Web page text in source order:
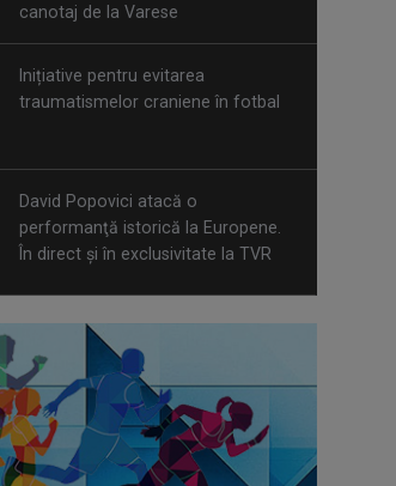
traumatismelor craniene în fotbal
David Popovici atacă o
Spectacol total la TVR: David
Popovici și tricolorii luptă pentru
CONCACAF respinge planul FIFA de
privatizare parțială a activităților
comerciale